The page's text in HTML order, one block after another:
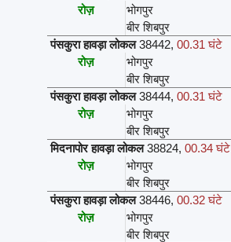
रोज़
भोगपुर
बीर शिबपुर
पंसकुरा हावड़ा लोकल 38442, 00.31 घंटे
रोज़
भोगपुर
बीर शिबपुर
पंसकुरा हावड़ा लोकल 38444, 00.31 घंटे
रोज़
भोगपुर
बीर शिबपुर
मिदनापोर हावड़ा लोकल 38824, 00.34 घंटे
रोज़
भोगपुर
बीर शिबपुर
पंसकुरा हावड़ा लोकल 38446, 00.32 घंटे
रोज़
भोगपुर
बीर शिबपुर